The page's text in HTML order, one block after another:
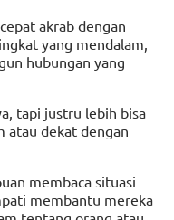
akrab dengan
yang mendalam,
hubungan yang
tapi justru lebih bisa
atau dekat dengan
membaca situasi
membantu mereka